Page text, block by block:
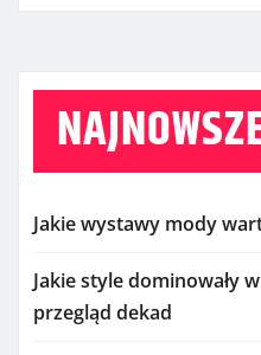
Jakie wystawy mody
Jakie style dominowały
przegląd dekad